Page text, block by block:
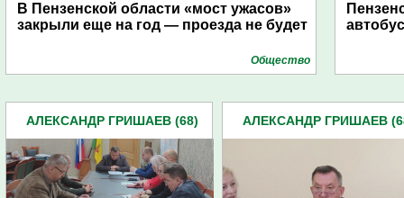
В Пензенской области «мост ужасов»
закрыли еще на год — проезда не будет
Общество
АЛЕКСАНДР ГРИШАЕВ (68) АЛЕКСАНДР ГРИШАЕВ